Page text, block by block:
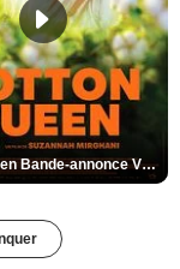
Cotton Queen Bande-annonce VO STFR